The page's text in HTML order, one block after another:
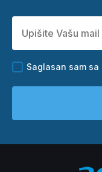
Saglasan sam sa